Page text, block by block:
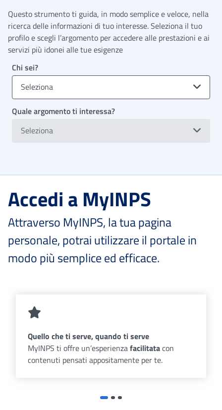
Questo strumento ti guida, in modo semplice e veloce, nella
ricerca delle informazioni di tuo interesse. Seleziona il tuo
profilo e scegli l’argomento per accedere alle prestazioni e ai
servizi più idonei alle tue esigenze
Chi sei?
Seleziona
Quale argomento ti interessa?
Seleziona
Accedi a MyINPS
Attraverso MyINPS, la tua pagina
personale, potrai utilizzare il portale in
modo più semplice ed efficace.
Quello che ti serve, quando ti serve
MyINPS ti offre un’esperienzafacilitatacon
contenuti pensati appositamente per te.